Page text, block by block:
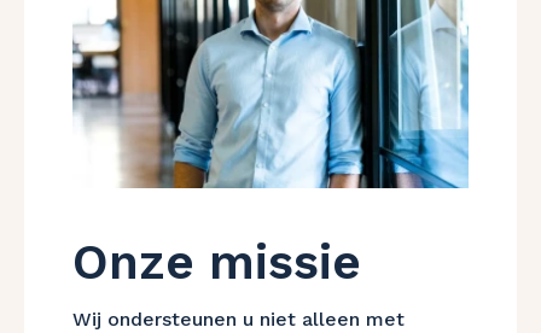
Onze missie
Wij ondersteunen u niet alleen met